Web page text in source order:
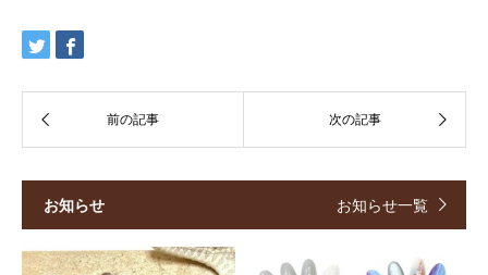
お知らせ お知らせ一覧